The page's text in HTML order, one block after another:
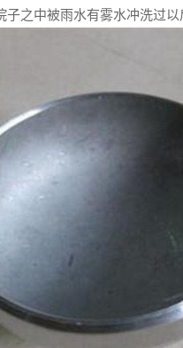
之中被雨水有雾水冲洗过